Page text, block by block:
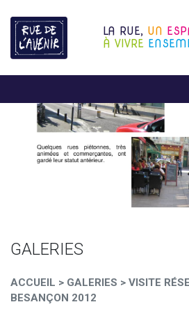
LA RUE, UN
À VIVRE
GALERIES
ACCUEIL > GALERIES > VISITE
BESANÇON 2012